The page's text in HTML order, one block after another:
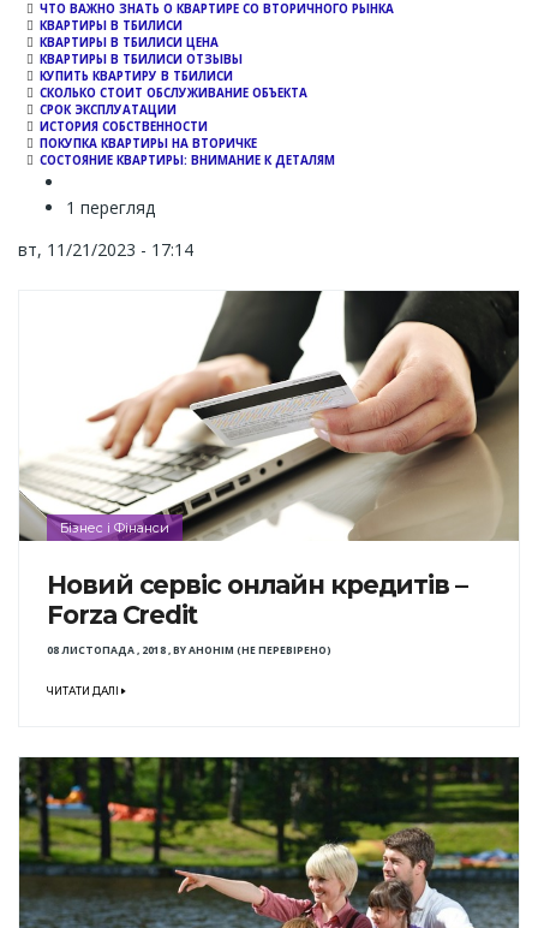
ЧТО ВАЖНО ЗНАТЬ О КВАРТИРЕ СО ВТОРИЧНОГО РЫНКА
КВАРТИРЫ В ТБИЛИСИ
КВАРТИРЫ В ТБИЛИСИ ЦЕНА
КВАРТИРЫ В ТБИЛИСИ ОТЗЫВЫ
КУПИТЬ КВАРТИРУ В ТБИЛИСИ
СКОЛЬКО СТОИТ ОБСЛУЖИВАНИЕ ОБЪЕКТА
СРОК ЭКСПЛУАТАЦИИ
ИСТОРИЯ СОБСТВЕННОСТИ
ПОКУПКА КВАРТИРЫ НА ВТОРИЧКЕ
СОСТОЯНИЕ КВАРТИРЫ: ВНИМАНИЕ К ДЕТАЛЯМ
1 перегляд
вт, 11/21/2023 - 17:14
Бізнес і Фінанси
Новий сервіс онлайн кредитів –
Forza Credit
08 ЛИСТОПАДА , 2018,BYАНОНІМ (НЕ ПЕРЕВІРЕНО)
ЧИТАТИ ДАЛІ